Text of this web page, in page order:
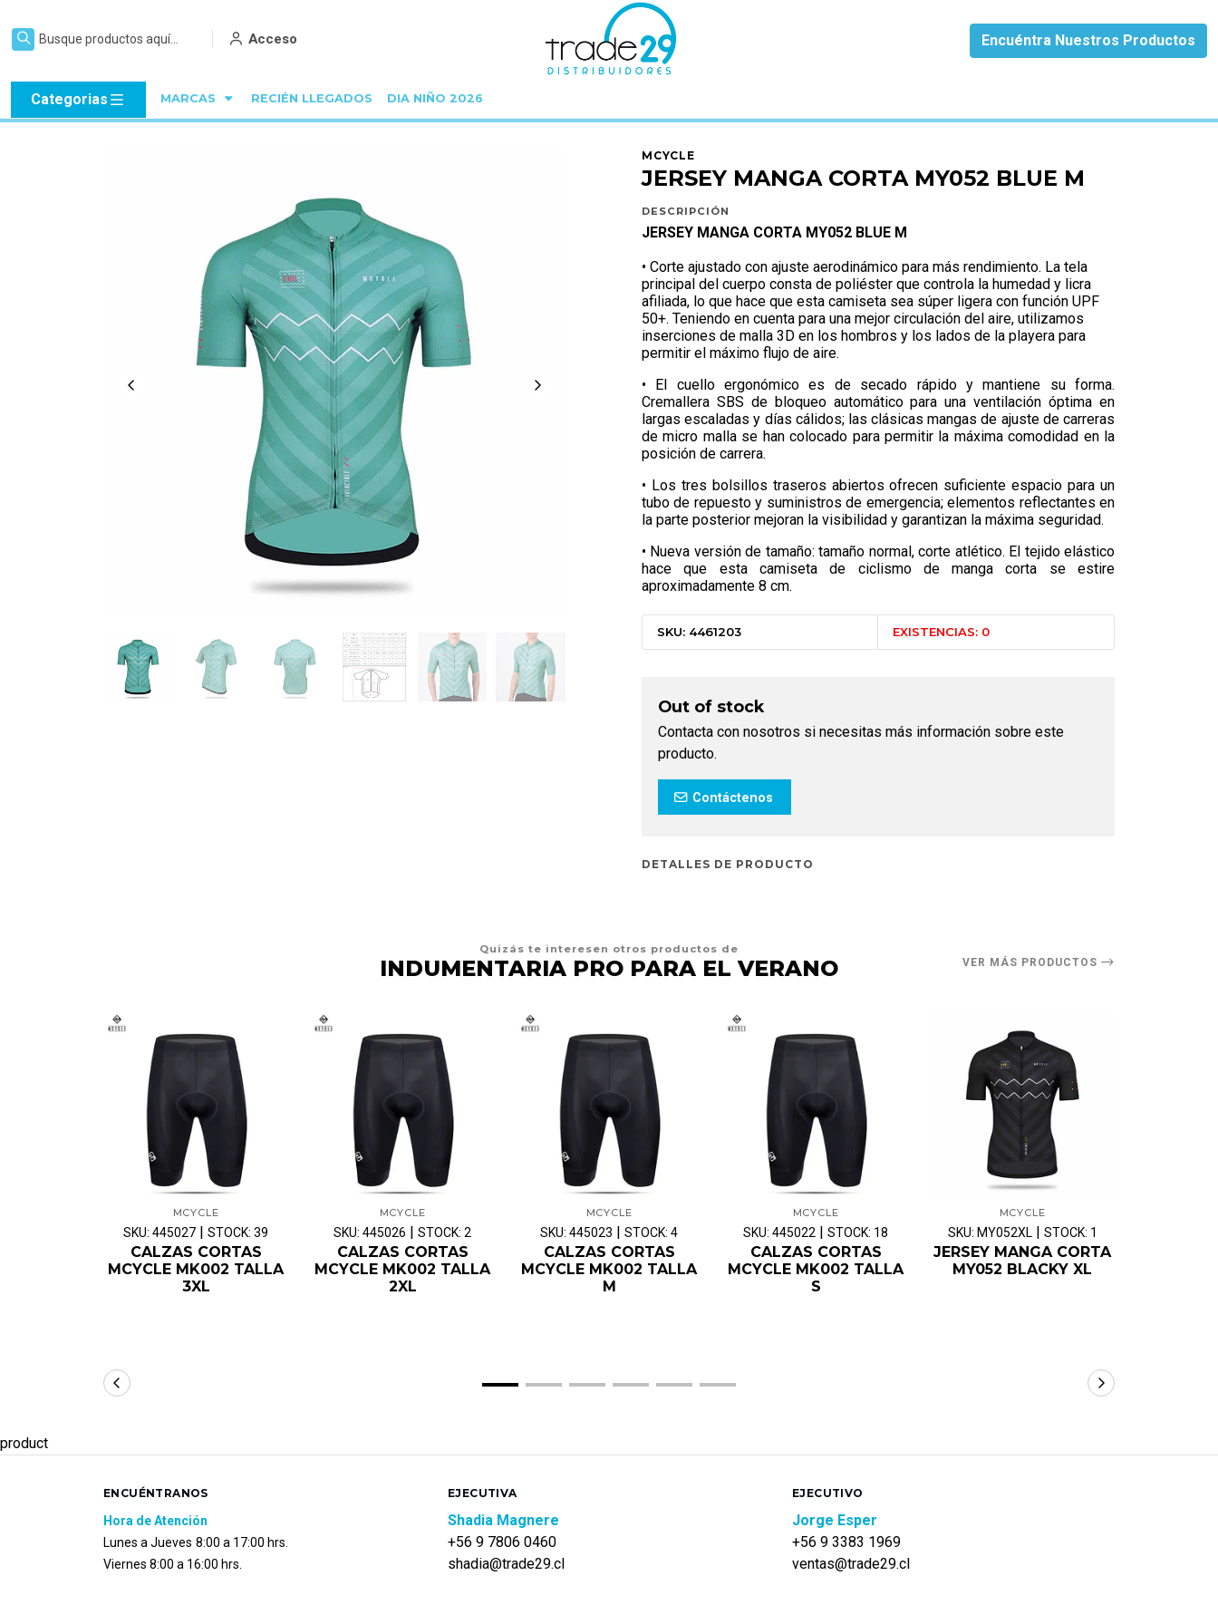
Acceso Encuéntra Nuestros Productos
Categorias MARCAS RECIÉN LLEGADOS DIA NIÑO 2026
Inicio
MCYCLE
JERSEY MANGA CORTA MY052 BLUE M
DESCRIPCIÓN
JERSEY MANGA CORTA MY052 BLUE M
• Corte ajustado con ajuste aerodinámico para más rendimiento. La tela
principal del cuerpo consta de poliéster que controla la humedad y licra
afiliada, lo que hace que esta camiseta sea súper ligera con función UPF
50+. Teniendo en cuenta para una mejor circulación del aire, utilizamos
inserciones de malla 3D en los hombros y los lados de la playera para
permitir el máximo flujo de aire.
• El cuello ergonómico es de secado rápido y mantiene su forma.
Cremallera SBS de bloqueo automático para una ventilación óptima en
largas escaladas y días cálidos; las clásicas mangas de ajuste de carreras
de micro malla se han colocado para permitir la máxima comodidad en la
posición de carrera.
• Los tres bolsillos traseros abiertos ofrecen suficiente espacio para un
tubo de repuesto y suministros de emergencia; elementos reflectantes en
la parte posterior mejoran la visibilidad y garantizan la máxima seguridad.
• Nueva versión de tamaño: tamaño normal, corte atlético. El tejido elástico
hace que esta camiseta de ciclismo de manga corta se estire
aproximadamente 8 cm.
SKU: 4461203 EXISTENCIAS: 0
Out of stock
Contacta con nosotros si necesitas más información sobre este
producto.
Contáctenos
DETALLES DE PRODUCTO
Quizás te interesen otros productos de
INDUMENTARIA PRO PARA EL VERANO VER MÁS PRODUCTOS
MCYCLE
SKU: 445027 | STOCK: 39
CALZAS CORTAS
MCYCLE MK002 TALLA
3XL
MCYCLE
SKU: 445026 | STOCK: 2
CALZAS CORTAS
MCYCLE MK002 TALLA
2XL
MCYCLE
SKU: 445023 | STOCK: 4
CALZAS CORTAS
MCYCLE MK002 TALLA
M
MCYCLE
SKU: 445022 | STOCK: 18
CALZAS CORTAS
MCYCLE MK002 TALLA
S
MCYCLE
SKU: MY052XL| STOCK: 1
JERSEY MANGA CORTA
MY052 BLACKY XL
product
ENCUÉNTRANOS
Hora de Atención
Lunes a Jueves 8:00 a 17:00 hrs.
Viernes 8:00 a 16:00 hrs.
EJECUTIVA
Shadia Magnere
+56 9 7806 0460
shadia@trade29.cl
EJECUTIVO
Jorge Esper
+56 9 3383 1969
ventas@trade29.cl